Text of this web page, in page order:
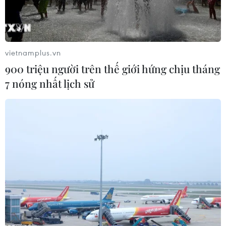
Liên đoàn bóng đá Việt Nam (VFF) vừa phát đi
thông báo về việc website giả mạo trang bán vé
giả mạo trận chung kết lượt về giữa đội tuyển
vietnamplus.vn
900 triệu người trên thế giới hứng chịu tháng
7 nóng nhất lịch sử